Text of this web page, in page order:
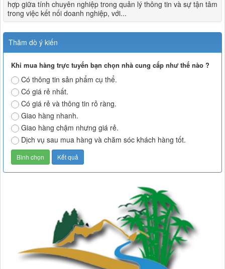
hợp giữa tính chuyên nghiệp trong quản lý thông tin và sự tận tâm
trong việc kết nối doanh nghiệp, với...
Thăm dò ý kiến
Khi mua hàng trực tuyến bạn chọn nhà cung cấp như thế nào ?
Có thông tin sản phẩm cụ thể.
Có giá rẻ nhất.
Có giá rẻ và thông tin rỏ ràng.
Giao hàng nhanh.
Giao hàng chậm nhưng giá rẻ.
Dịch vụ sau mua hàng và chăm sóc khách hàng tốt.